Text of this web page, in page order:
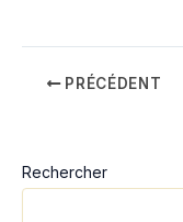
PRÉCÉDENT
Rechercher